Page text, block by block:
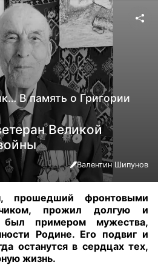
В память о Григории
Великой
Валентин Шипунов
прошедший фронтовыми
прожил долгую и
был примером мужества,
Родине. Его подвиг и
останутся в сердцах тех,
жизнь.